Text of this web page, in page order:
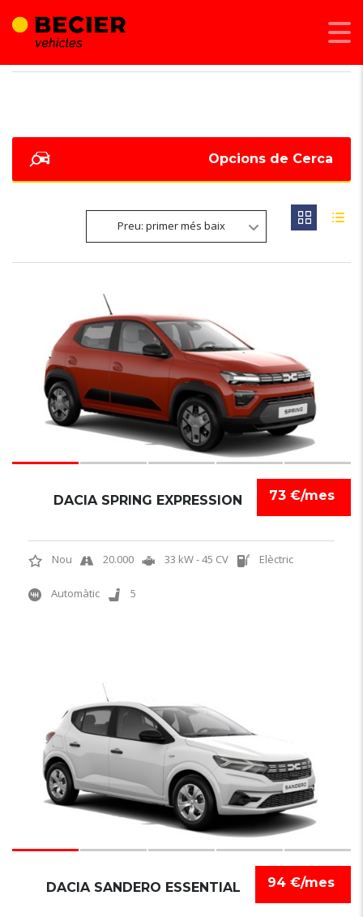
Opcions de Cerca
Preu: primer més baix
73 €/mes
DACIA SPRING EXPRESSION
Nou 20.000 33 kW - 45 CV Elèctric
Automàtic 5
94 €/mes
DACIA SANDERO ESSENTIAL